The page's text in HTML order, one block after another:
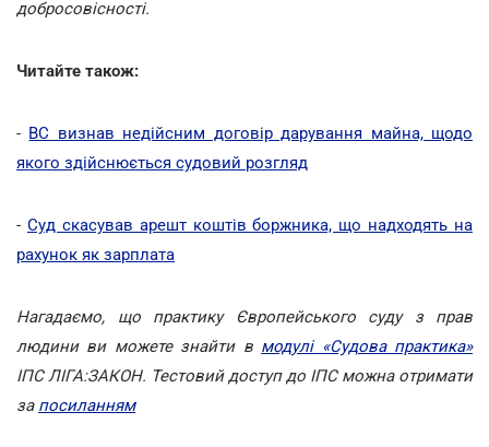
добросовісності.
Читайте також:
- ВС визнав недійсним договір дарування майна, щодо
якого здійснюється судовий розгляд
- Суд скасував арешт коштів боржника, що надходять на
рахунок як зарплата
Нагадаємо, що практику Європейського суду з прав
людини ви можете знайти в модулі «Судова практика»
ІПС ЛІГА:ЗАКОН. Тестовий доступ до ІПС можна отримати
за посиланням